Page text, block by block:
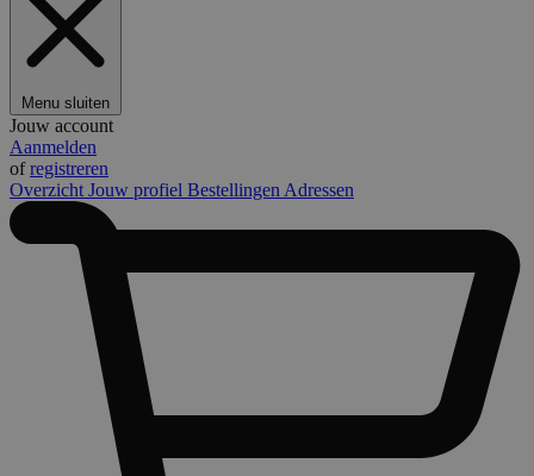
Menu sluiten
Jouw account
Aanmelden
ofregistreren
Overzicht Jouw profiel Bestellingen Adressen